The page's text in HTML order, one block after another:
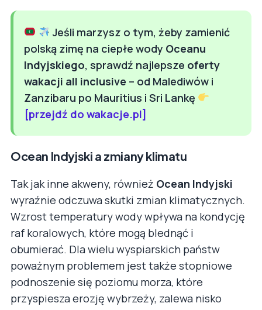
Jeśli marzysz o tym, żeby zamienić
polską zimę na ciepłe wody Oceanu
Indyjskiego, sprawdź najlepsze oferty
wakacji all inclusive – od Malediwów i
Zanzibaru po Mauritius i Sri Lankę
[przejdź do wakacje.pl]
Ocean Indyjski a zmiany klimatu
Tak jak inne akweny, również Ocean Indyjski
wyraźnie odczuwa skutki zmian klimatycznych.
Wzrost temperatury wody wpływa na kondycję
raf koralowych, które mogą blednąć i
obumierać. Dla wielu wyspiarskich państw
poważnym problemem jest także stopniowe
podnoszenie się poziomu morza, które
przyspiesza erozję wybrzeży, zalewa nisko